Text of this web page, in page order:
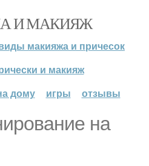
И МАКИЯЖ
макияжа и причесок
и макияж
дому
игры отзывы
на